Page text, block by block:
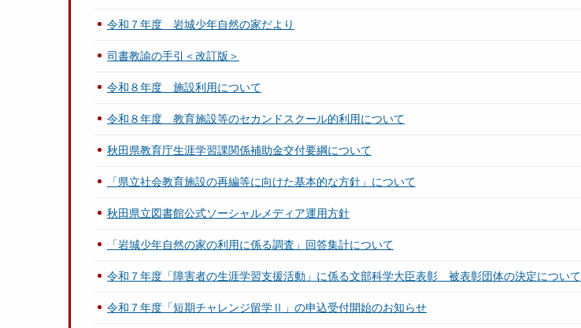
令和７年度 岩城少年自然の家だより
司書教諭の手引＜改訂版＞
令和８年度 施設利用について
令和８年度 教育施設等のセカンドスクール的利用について
秋田県教育庁生涯学習課関係補助金交付要綱について
「県立社会教育施設の再編等に向けた基本的な方針」について
秋田県立図書館公式ソーシャルメディア運用方針
「岩城少年自然の家の利用に係る調査」回答集計について
令和７年度「障害者の生涯学習支援活動」に係る文部科学大臣表彰 被表彰団体の決定について
令和７年度「短期チャレンジ留学Ⅱ」の申込受付開始のお知らせ